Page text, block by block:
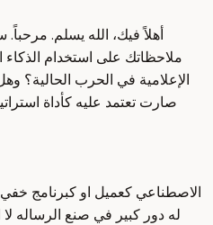
أهلاً فيك، الله يسلم.
ملاحظاتك على استخدام الذكاء
الإعلامية في الحرب الحالية؟
صارت تعتمد عليه كأداة
الاصطناعي كعميل او كبرنامج خفي
له دور كبير في صنع الرساله